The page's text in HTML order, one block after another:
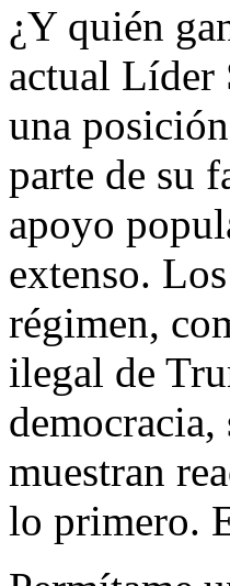
¿Y quién
actual Líder
una
parte de su
apoyo
extenso.
régimen,
ilegal de
muestran
lo primero.